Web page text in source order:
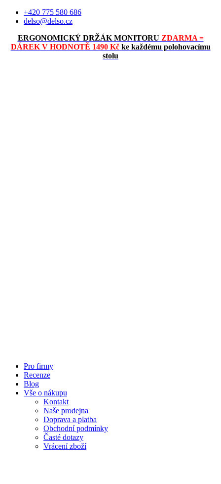
Přejít
+420 775 580 686
delso@delso.cz
ERGONOMICKÝ DRŽÁK MONITORU ZDARMA =
DÁREK V HODNOTĚ 1490 Kč ke každému polohovacímu
stolu
Pro firmy
Recenze
Blog
Vše o nákupu
Kontakt
Naše prodejna
Doprava a platba
Obchodní podmínky
Časté dotazy
Vrácení zboží